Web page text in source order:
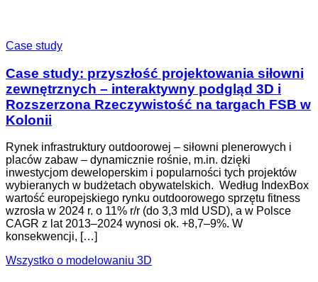
Case study
Case study: przyszłość projektowania siłowni
zewnętrznych – interaktywny podgląd 3D i
Rozszerzona Rzeczywistość na targach FSB w
Kolonii
Rynek infrastruktury outdoorowej – siłowni plenerowych i
placów zabaw – dynamicznie rośnie, m.in. dzięki
inwestycjom deweloperskim i popularności tych projektów
wybieranych w budżetach obywatelskich. Według IndexBox
wartość europejskiego rynku outdoorowego sprzętu fitness
wzrosła w 2024 r. o 11% r/r (do 3,3 mld USD), a w Polsce
CAGR z lat 2013–2024 wynosi ok. +8,7–9%. W
konsekwencji, […]
Wszystko o modelowaniu 3D